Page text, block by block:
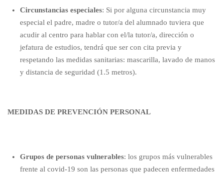
Circunstancias especiales: Si por alguna circunstancia muy
especial el padre, madre o tutor/a del alumnado tuviera que
acudir al centro para hablar con el/la tutor/a, dirección o
jefatura de estudios, tendrá que ser con cita previa y
respetando las medidas sanitarias: mascarilla, lavado de manos
y distancia de seguridad (1.5 metros).
MEDIDAS DE PREVENCIÓN PERSONAL
Grupos de personas vulnerables: los grupos más vulnerables
frente al covid-19 son las personas que padecen enfermedades